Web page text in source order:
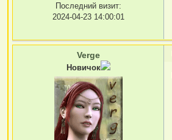
Последний визит:
2024-04-23 14:00:01
Verge
Новичок